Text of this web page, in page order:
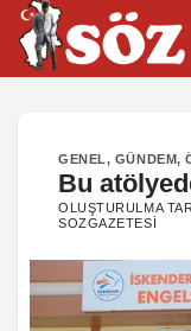
İçeriğe
atla
GENEL, GÜNDEM,
Bu
OLUŞTURULMA
SOZGAZETESI